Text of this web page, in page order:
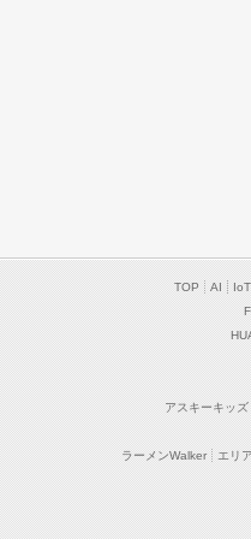
TOP AI IoT
アスキーキッズ
ラーメンWalker
エリ